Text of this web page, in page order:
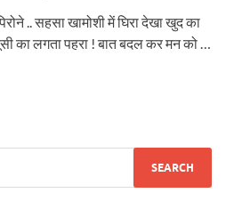
.. सहसा खामोशी में घिरा देखा खुद का
का लगता पहरा ! बात बदल कर मन को …